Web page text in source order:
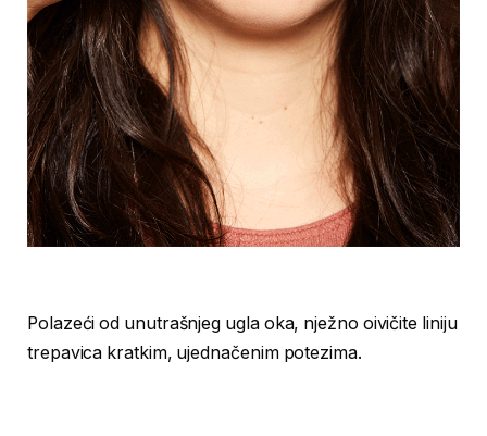
Polazeći od unutrašnjeg ugla oka, nježno oivičite liniju
trepavica kratkim, ujednačenim potezima.